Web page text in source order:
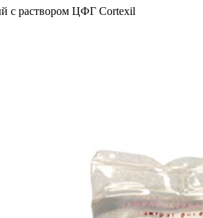
с раствором ЦФГ Cortexil